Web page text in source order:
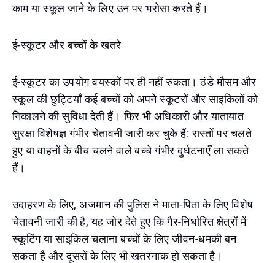
काम या स्कूल जाने के लिए उन पर भरोसा करते हैं।
ई-स्कूटर और बच्चों के खतरे
ई-स्कूटर का उपयोग वयस्कों पर ही नहीं रुकता। ठंडे मौसम और
स्कूल की छुट्टियाँ कई बच्चों को अपने स्कूटरों और साइकिलों को
निकालने की सुविधा देती हैं। फिर भी अधिकारी और यातायात
सुरक्षा विशेषज्ञ गंभीर चेतावनी जारी कर चुके हैं: रास्तों पर चलते
हुए या वाहनों के बीच चलने वाले बच्चे गंभीर दुर्घटनाएँ ला सकते
हैं।
उदाहरण के लिए, अजमान की पुलिस ने माता-पिता के लिए विशेष
चेतावनी जारी की है, यह जोर देते हुए कि गैर-निर्धारित क्षेत्रों में
स्कूटिंग या साइकिल चलाना बच्चों के लिए जीवन-धमकी बन
सकता है और दूसरों के लिए भी खतरनाक हो सकता है।